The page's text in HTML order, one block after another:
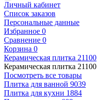
Личный кабинет
Список заказов
Персональные данные
Избранное 0
Сравнение 0
Корзина 0
Керамическая плитка 21100
Керамическая плитка 21100
Посмотреть все товары
Плитка для ванной 9039
Плитка для кухни 1884